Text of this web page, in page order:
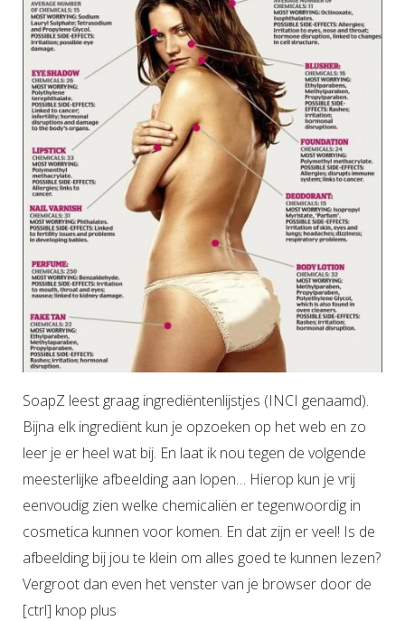
SoapZ leest graag ingrediëntenlijstjes (INCI genaamd).
Bijna elk ingrediënt kun je opzoeken op het web en zo
leer je er heel wat bij. En laat ik nou tegen de volgende
meesterlijke afbeelding aan lopen… Hierop kun je vrij
eenvoudig zien welke chemicaliën er tegenwoordig in
cosmetica kunnen voor komen. En dat zijn er veel! Is de
afbeelding bij jou te klein om alles goed te kunnen lezen?
Vergroot dan even het venster van je browser door de
[ctrl] knop plus